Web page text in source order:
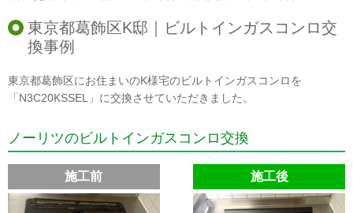
東京都葛飾区K邸｜ビルトインガスコンロ交
換事例
東京都葛飾区にお住まいのK様宅のビルトインガスコンロを
「N3C20KSSEL」に交換させていただきました。
ノーリツのビルトインガスコンロ交換
施工前 施工後